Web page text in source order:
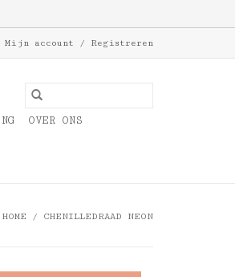
Mijn account / Registreren
OVER ONS
HOME / CHENILLEDRAAD NEON